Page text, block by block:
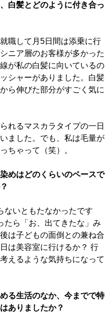
白髪とどのように付き合っ
職して月5日間は添乗に行
ニア層のお客様が多かった
が私の白髪に向いているの
シャーがありました。白髪
ら伸びた部分がすごく気に
れるマスカラタイプの一日
ました。でも、私は毛量が
ちゃって（笑）。
めはどのくらいのペースで
ないともたなかったです
たら「お、出てきたな」み
は子どもの面倒との兼ね合
は美容室に行けるか？ 行
えるような気持ちになって
る生活のなか、今までで特
ありましたか？